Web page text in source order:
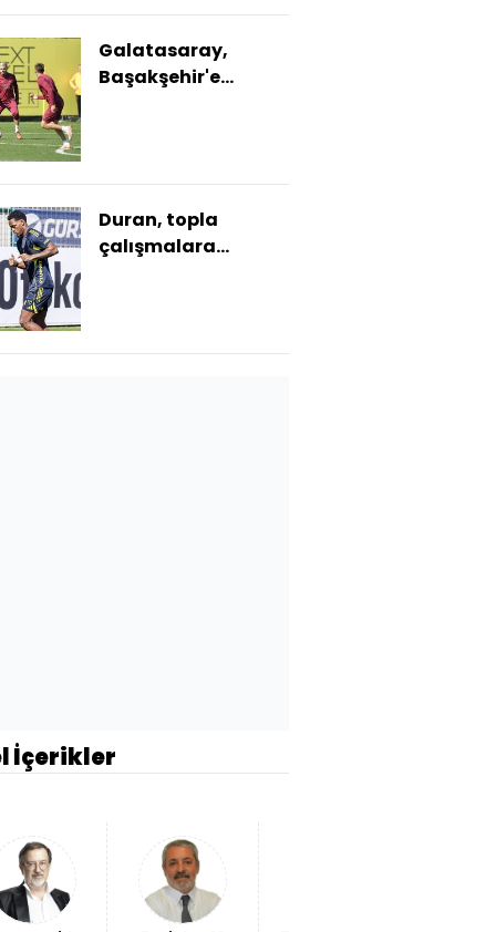
İçerikler
Galatasaray,
Başakşehir'e
Duran, topla
çalışmalara